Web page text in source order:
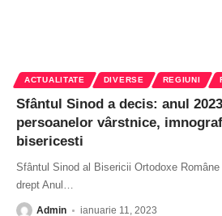
ACTUALITATE DIVERSE REGIUNI
Sfântul Sinod a decis: anul
persoanelor vârstnice,
bisericesti
Sfântul Sinod al Bisericii Ortodoxe
drept Anul …
Admin ianuarie 11, 2023